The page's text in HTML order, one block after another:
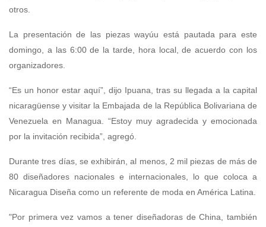
otros.
La presentación de las piezas wayúu está pautada para este
domingo, a las 6:00 de la tarde, hora local, de acuerdo con los
organizadores.
“Es un honor estar aquí”, dijo Ipuana, tras su llegada a la capital
nicaragüense y visitar la Embajada de la República Bolivariana de
Venezuela en Managua. “Estoy muy agradecida y emocionada
por la invitación recibida”, agregó.
Durante tres días, se exhibirán, al menos, 2 mil piezas de más de
80 diseñadores nacionales e internacionales, lo que coloca a
Nicaragua Diseña como un referente de moda en América Latina.
"Por primera vez vamos a tener diseñadoras de China, también